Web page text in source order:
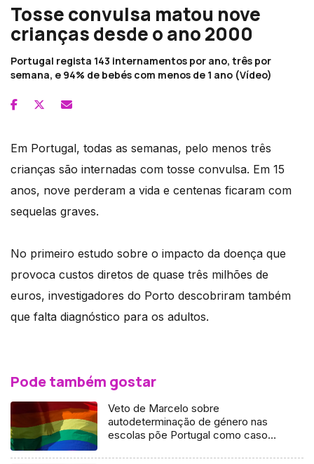
Tosse convulsa matou nove
crianças desde o ano 2000
Portugal regista 143 internamentos por ano, três por
semana, e 94% de bebés com menos de 1 ano (Vídeo)
Em Portugal, todas as semanas, pelo menos três
crianças são internadas com tosse convulsa. Em 15
anos, nove perderam a vida e centenas ficaram com
sequelas graves.
No primeiro estudo sobre o impacto da doença que
provoca custos diretos de quase três milhões de
euros, investigadores do Porto descobriram também
que falta diagnóstico para os adultos.
Pode também gostar
Veto de Marcelo sobre
autodeterminação de género nas
escolas põe Portugal como caso